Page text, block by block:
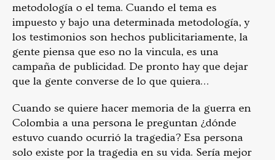
metodología o el tema. Cuando el tema es
impuesto y bajo una determinada metodología, y
los testimonios son hechos publicitariamente, la
gente piensa que eso no la vincula, es una
campaña de publicidad. De pronto hay que dejar
que la gente converse de lo que quiera…
Cuando se quiere hacer memoria de la guerra en
Colombia a una persona le preguntan ¿dónde
estuvo cuando ocurrió la tragedia? Esa persona
solo existe por la tragedia en su vida. Sería mejor